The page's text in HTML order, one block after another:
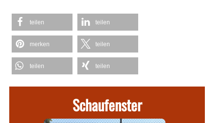
teilen teilen
merken teilen
teilen teilen
Schaufenster